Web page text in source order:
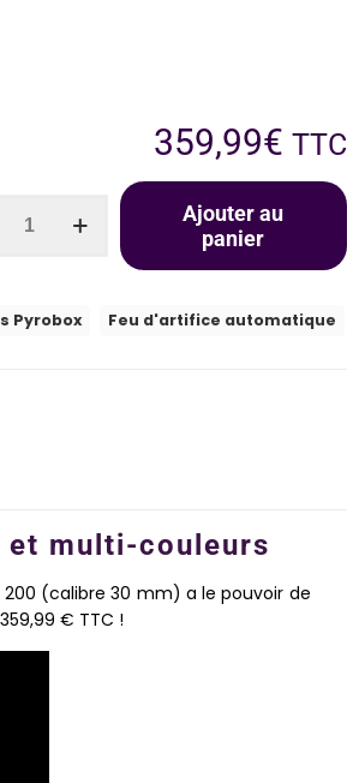
359,99€ TTC
Ajouter au
panier
Pyrobox Feu d'artifice automatique
multi-couleurs
(calibre 30 mm) a le pouvoir de
€ TTC !